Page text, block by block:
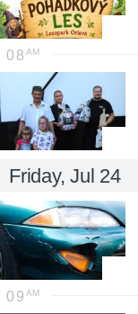
08
Friday, Jul 24
09